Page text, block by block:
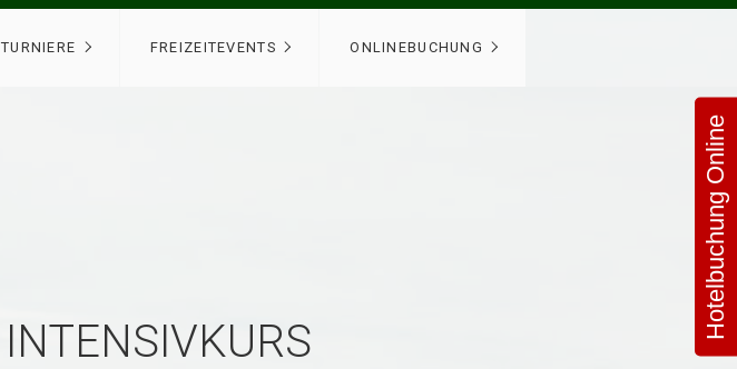
TURNIERE FREIZEITEVENTS ONLINEBUCHUNG
Hotelbuchung Online
INTENSIVKURS